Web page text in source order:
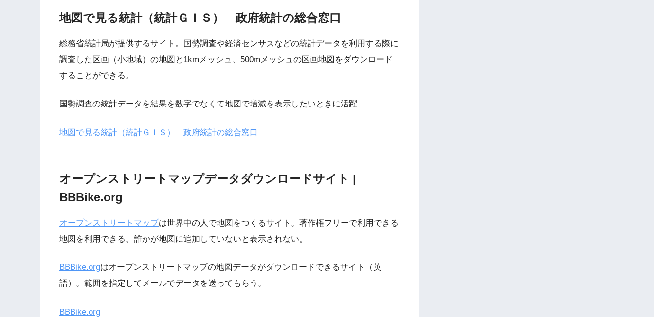
地図で見る統計（統計ＧＩＳ） 政府統計の総合窓口
総務省統計局が提供するサイト。国勢調査や経済センサスなどの統計データを利用する際に
調査した区画（小地域）の地図と1kmメッシュ、500mメッシュの区画地図をダウンロード
することができる。
国勢調査の統計データを結果を数字でなくて地図で増減を表示したいときに活躍
地図で見る統計（統計ＧＩＳ） 政府統計の総合窓口
オープンストリートマップデータダウンロードサイト |
BBBike.org
オープンストリートマップは世界中の人で地図をつくるサイト。著作権フリーで利用できる
地図を利用できる。誰かが地図に追加していないと表示されない。
BBBike.orgはオープンストリートマップの地図データがダウンロードできるサイト（英
語）。範囲を指定してメールでデータを送ってもらう。
BBBike.org